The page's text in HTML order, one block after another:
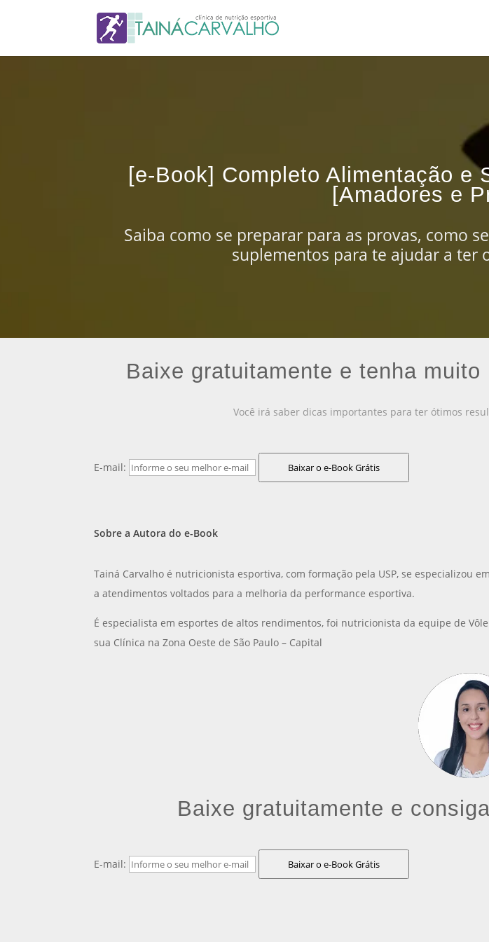
[e-Book] Completo Alimentação e
[Amadores e
Saiba como se preparar para as provas, como
suplementos para te ajudar a ter
Baixe gratuitamente e tenha
Você irá saber dicas importantes para ter ótimos
E-mail: Baixar o e-Book Grátis
Sobre a Autora do e-Book
Tainá Carvalho é nutricionista esportiva, com formação pela USP, se especializou
a atendimentos voltados para a melhoria da performance esportiva.
É especialista em esportes de altos rendimentos, foi nutricionista da equipe de
sua Clínica na Zona Oeste de São Paulo – Capital
Baixe gratuitamente e
E-mail: Baixar o e-Book Grátis